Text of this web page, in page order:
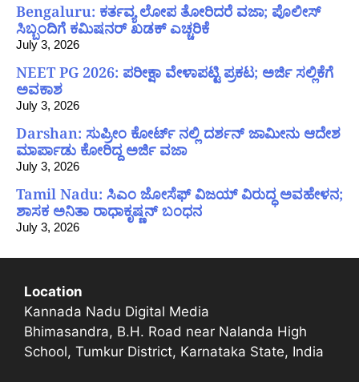
Bengaluru: ಕರ್ತವ್ಯ ಲೋಪ ತೋರಿದರೆ ವಜಾ; ಪೊಲೀಸ್
ಸಿಬ್ಬಂದಿಗೆ ಕಮಿಷನರ್ ಖಡಕ್ ಎಚ್ಚರಿಕೆ
July 3, 2026
NEET PG 2026: ಪರೀಕ್ಷಾ ವೇಳಾಪಟ್ಟಿ ಪ್ರಕಟ; ಅರ್ಜಿ ಸಲ್ಲಿಕೆಗೆ
ಅವಕಾಶ
July 3, 2026
Darshan: ಸುಪ್ರೀಂ ಕೋರ್ಟ್ ನಲ್ಲಿ ದರ್ಶನ್ ಜಾಮೀನು ಆದೇಶ
ಮಾರ್ಪಾಡು ಕೋರಿದ್ದ ಅರ್ಜಿ ವಜಾ
July 3, 2026
Tamil Nadu: ಸಿಎಂ ಜೋಸೆಫ್ ವಿಜಯ್ ವಿರುದ್ಧ ಅವಹೇಳನ;
ಶಾಸಕ ಅನಿತಾ ರಾಧಾಕೃಷ್ಣನ್ ಬಂಧನ
July 3, 2026
Location
Kannada Nadu Digital Media
Bhimasandra, B.H. Road near Nalanda High
School, Tumkur District, Karnataka State, India